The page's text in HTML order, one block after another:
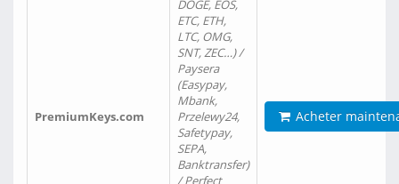
PremiumKeys.com
DOGE, EOS,
ETC, ETH,
LTC, OMG,
SNT, ZEC…) /
Paysera
(Easypay,
Mbank,
Przelewy24,
Safetypay,
SEPA,
Banktransfer)
/ Perfect
Acheter